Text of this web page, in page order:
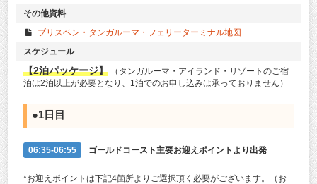
その他資料
ブリスベン・タンガルーマ・フェリーターミナル地図
スケジュール
【2泊パッケージ】（タンガルーマ・アイランド・リゾートのご宿
泊は2泊以上が必要となり、1泊でのお申し込みは承っておりません）
●1日目
06:35-06:55 ゴールドコースト主要お迎えポイントより出発
*お迎えポイントは下記4箇所よりご選択頂く必要がございます。（お